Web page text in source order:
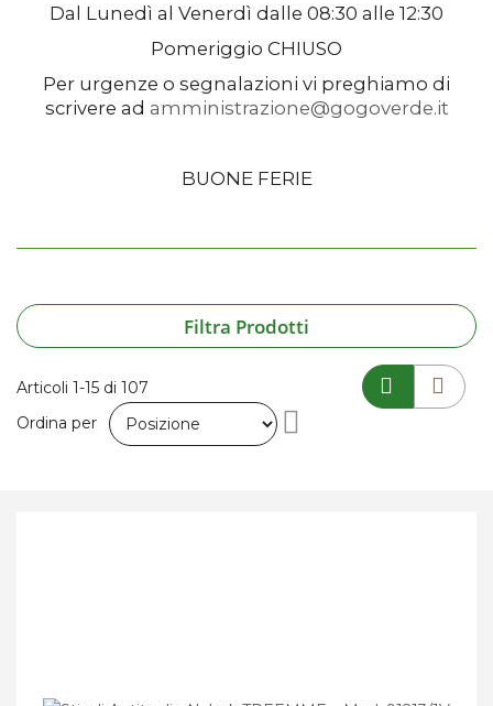
Dal Lunedì al Venerdì dalle 08:30 alle 12:30
Pomeriggio CHIUSO
Per urgenze o segnalazioni vi preghiamo di
scrivere ad amministrazione@gogoverde.it
BUONE FERIE
Filtra Prodotti
Articoli 1-15 di 107
Ordina per